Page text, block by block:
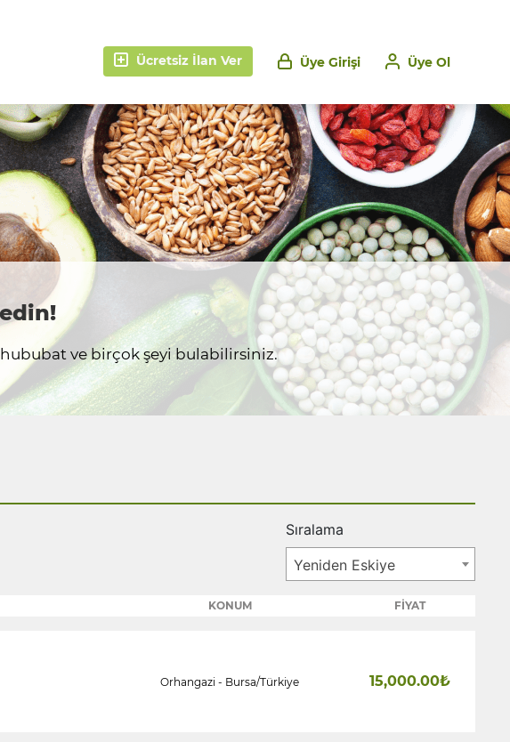
Üye Ol
Üye Girişi
Ücretsiz İlan Ver
hububat ve birçok şeyi bulabilirsiniz.
Sıralama
Yeniden Eskiye
KONUM FİYAT
Orhangazi - Bursa/Türkiye 15,000.00₺